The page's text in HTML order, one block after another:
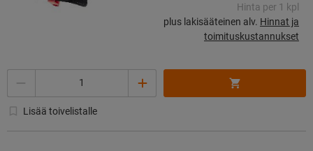
Hinta per 1 kpl
plus lakisääteinen alv. Hinnat ja
toimituskustannukset
Lisää toivelistalle